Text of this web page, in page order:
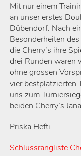
Mit nur einem
an unser erstes
Dübendorf. Nach
Besonderheiten
die Cherry’s ihre
drei Runden waren
ohne grossen
vier bestplatzierten
uns zum
beiden Cherry’s
Priska Hefti
Schlussrangliste